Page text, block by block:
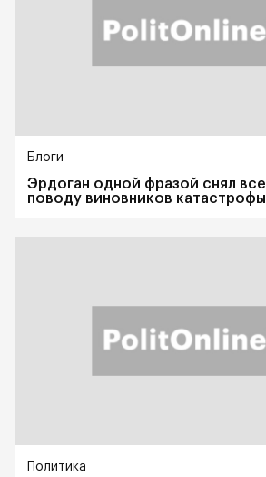
Блоги
Эрдоган одной фразой снял
поводу виновников
Политика